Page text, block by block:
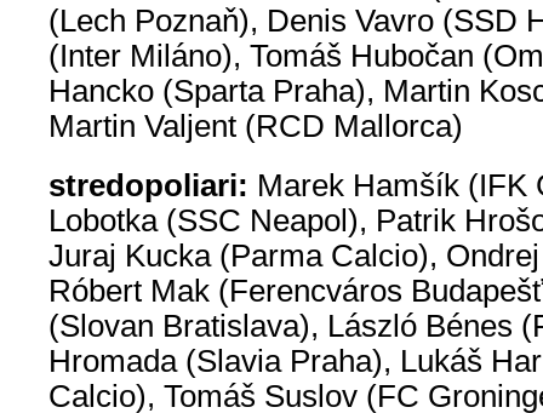
(Lech Poznaň), Denis Vavro (SSD
(Inter Miláno), Tomáš Hubočan
Hancko (Sparta Praha), Martin
Martin Valjent (RCD Mallorca)
stredopoliari: Marek Hamšík (IFK
Lobotka (SSC Neapol), Patrik
Juraj Kucka (Parma Calcio),
Róbert Mak (Ferencváros
(Slovan Bratislava), László Bénes
Hromada (Slavia Praha), Lukáš
Calcio), Tomáš Suslov (FC